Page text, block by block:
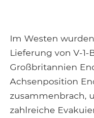
Im Westen
Lieferung von V-
Großbritannien
Achsenposition
zusammenbrach,
zahlreiche